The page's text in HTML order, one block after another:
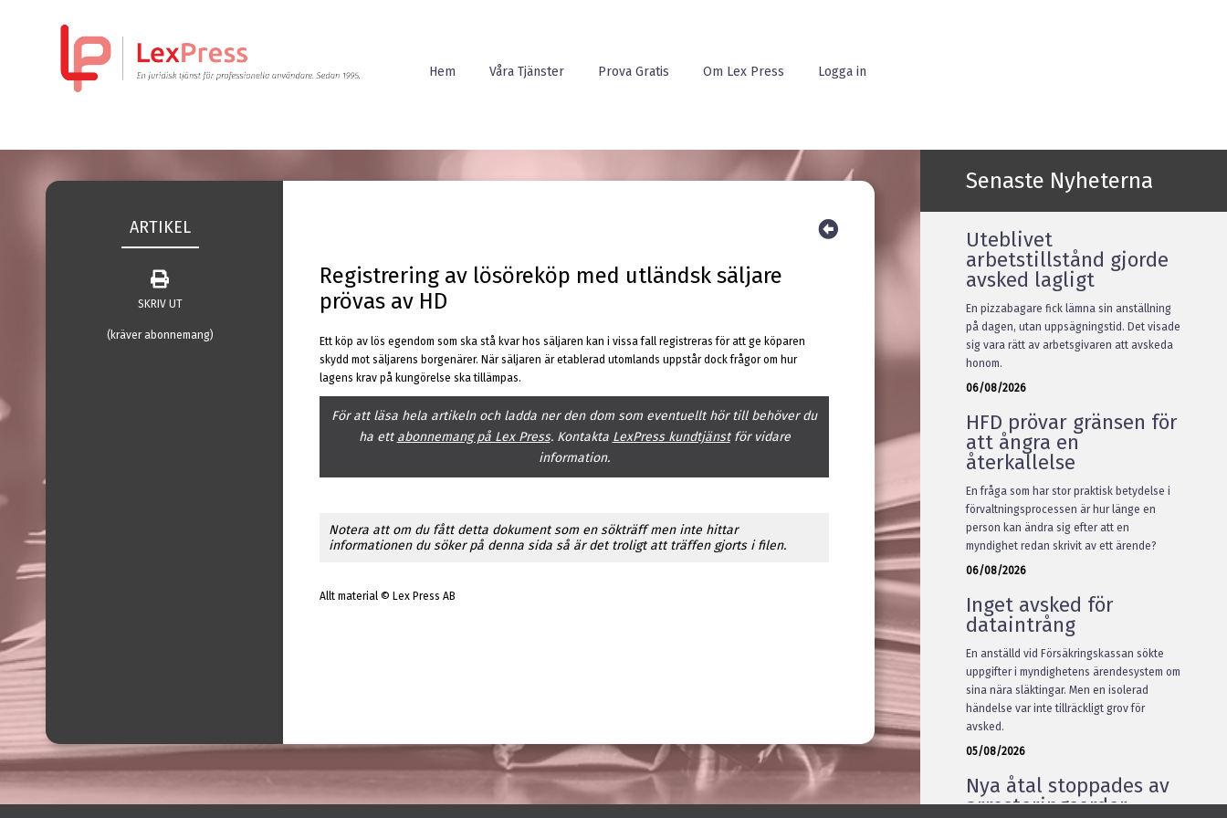
Hem Våra Tjänster Prova Gratis Om Lex Press Logga in
ARTIKEL
SKRIV UT
(kräver abonnemang)
Registrering av lösöreköp med utländsk säljare
prövas av HD
Ett köp av lös egendom som ska stå kvar hos säljaren kan i vissa fall registreras för att ge köparen
skydd mot säljarens borgenärer. När säljaren är etablerad utomlands uppstår dock frågor om hur
lagens krav på kungörelse ska tillämpas.
För att läsa hela artikeln och ladda ner den dom som eventuellt hör till behöver du
ha ett abonnemang på Lex Press. Kontakta LexPress kundtjänstför vidare
information.
Notera att om du fått detta dokument som en sökträff men inte hittar
informationen du söker på denna sida så är det troligt att träffen gjorts i filen.
Allt material © Lex Press AB
Senaste Nyheterna
Uteblivet
arbetstillstånd gjorde
avsked lagligt
En pizzabagare fick lämna sin anställning
på dagen, utan uppsägningstid. Det visade
sig vara rätt av arbetsgivaren att avskeda
honom.
06/08/2026
HFD prövar gränsen för
att ångra en
återkallelse
En fråga som har stor praktisk betydelse i
förvaltningsprocessen är hur länge en
person kan ändra sig efter att en
myndighet redan skrivit av ett ärende?
06/08/2026
Inget avsked för
dataintrång
En anställd vid Försäkringskassan sökte
uppgifter i myndighetens ärendesystem om
sina nära släktingar. Men en isolerad
händelse var inte tillräckligt grov för
avsked.
05/08/2026
Nya åtal stoppades av
arresteringsorder